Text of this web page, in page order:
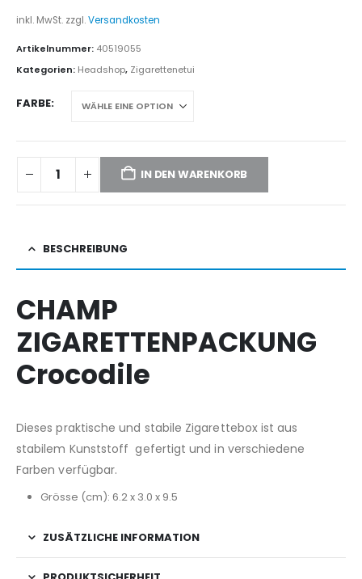
inkl. MwSt. zzgl.Versandkosten
Artikelnummer: 40519055
Kategorien: Headshop, Zigarettenetui
FARBE
IN DEN WARENKORB
BESCHREIBUNG
CHAMP
ZIGARETTENPACKUNG
Crocodile
Dieses praktische und stabile Zigarettebox ist aus
stabilem Kunststoff gefertigt und in verschiedene
Farben verfügbar.
Grösse (cm): 6.2 x 3.0 x 9.5
ZUSÄTZLICHE INFORMATION